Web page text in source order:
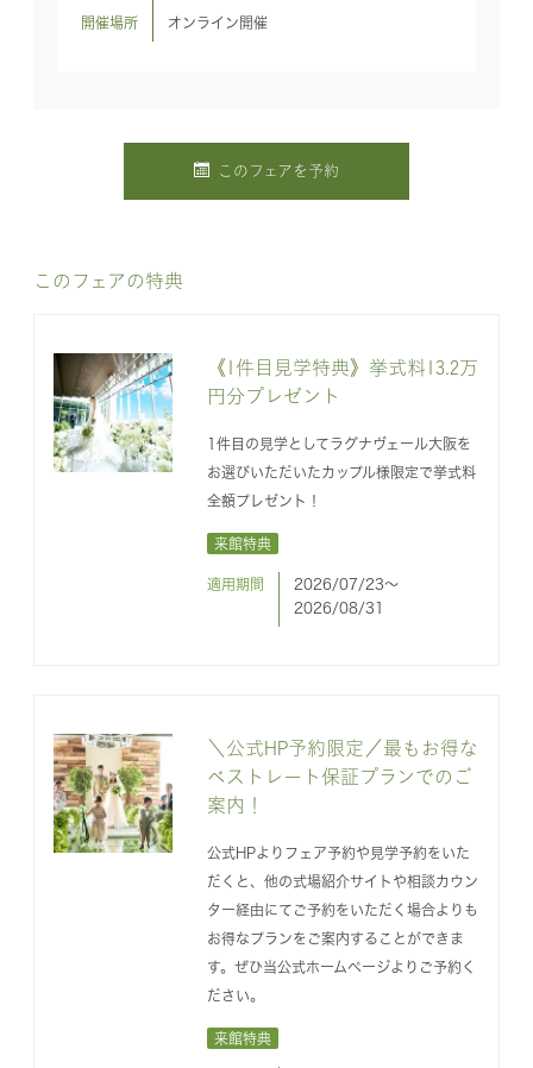
開催場所 オンライン開催
このフェアを予約
このフェアの特典
《1件目見学特典》挙式料13.2万
円分プレゼント
1件目の見学としてラグナヴェール大阪を
お選びいただいたカップル様限定で挙式料
全額プレゼント！
来館特典
適用期間
2026/07/23〜
2026/08/31
＼公式HP予約限定／最もお得な
ベストレート保証プランでのご
案内！
公式HPよりフェア予約や見学予約をいた
だくと、他の式場紹介サイトや相談カウン
ター経由にてご予約をいただく場合よりも
お得なプランをご案内することができま
す。ぜひ当公式ホームページよりご予約く
ださい。
来館特典